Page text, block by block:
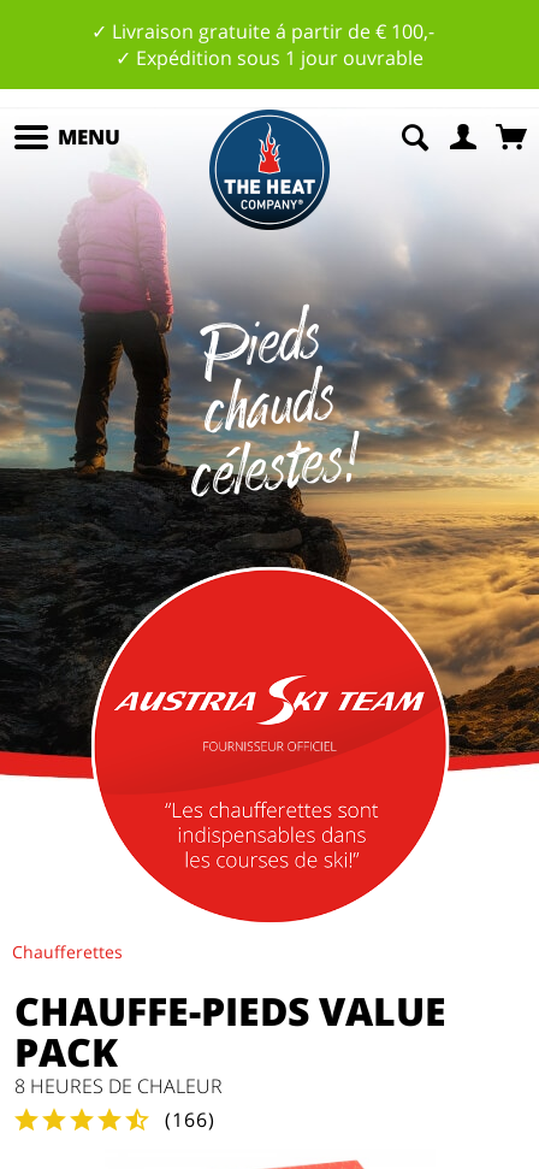
✓ Livraison gratuite á partir de € 100,-
✓ Expédition sous 1 jour ouvrable
Pi
e
ds
c
h
a
u
ds
c
él
est
es
!
MENU
Chaufferettes
CHAUFFE-PIEDS VALUE
PACK
8 HEURES DE CHALEUR
(166)